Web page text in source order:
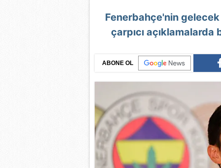
Fenerbahçe'nin gelecek
çarpıcı açıklamalarda
ABONE OL